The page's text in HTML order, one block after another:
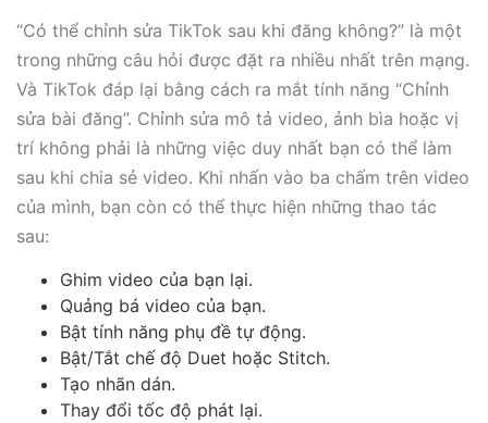
“Có thể chỉnh sửa TikTok sau khi đăng không?” là một
trong những câu hỏi được đặt ra nhiều nhất trên mạng.
Và TikTok đáp lại bằng cách ra mắt tính năng “Chỉnh
sửa bài đăng”. Chỉnh sửa mô tả video, ảnh bìa hoặc vị
trí không phải là những việc duy nhất bạn có thể làm
sau khi chia sẻ video. Khi nhấn vào ba chấm trên video
của mình, bạn còn có thể thực hiện những thao tác
sau:
Ghim video của bạn lại.
Quảng bá video của bạn.
Bật tính năng phụ đề tự động.
Bật/Tắt chế độ Duet hoặc Stitch.
Tạo nhãn dán.
Thay đổi tốc độ phát lại.